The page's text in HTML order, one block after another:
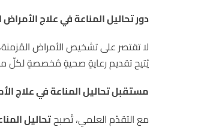
دور تحاليل المناعة في علاج
لا تقتصر على تشخيص الأمراض
يُتيح تقديم رعايةٍ صحيةٍ مُخصصةٍ لكلّ
مستقبل تحاليل المناعة في علاج
مع التقدّم العلمي، تُصبحتحاليل